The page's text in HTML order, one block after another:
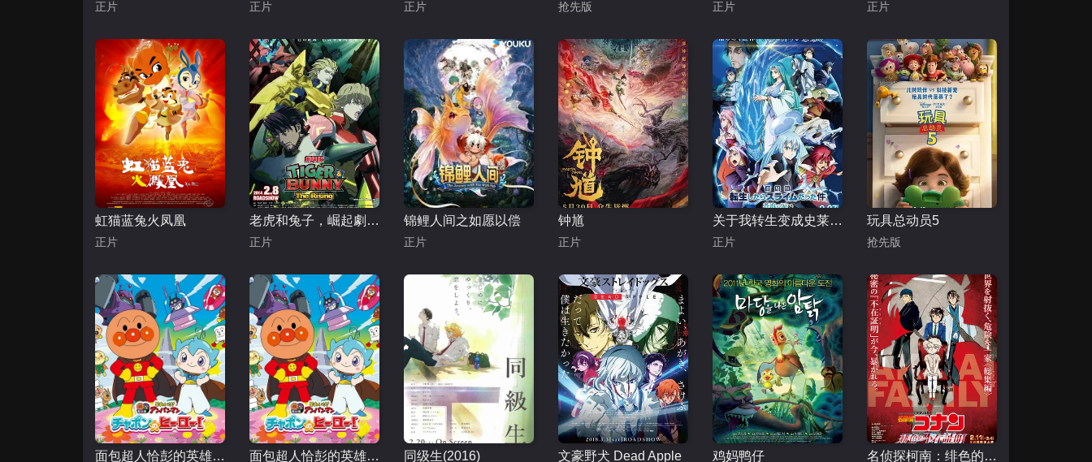
正片 正片 正片 抢先版 正片 正片
虹猫蓝兔火凤凰
正片
老虎和兔子，崛起劇場版
正片
锦鲤人间之如愿以偿
正片
钟馗
正片
关于我转生变成史莱姆这档事 苍海之泪篇 劇場版
正片
玩具总动员5
抢先版
面包超人恰彭的英雄剧场版 (普通话) 面包超人恰彭的英雄 剧场版 同级生(2016) 文豪野犬 Dead Apple 鸡妈鸭仔 名侦探柯南：绯色的不在场证明